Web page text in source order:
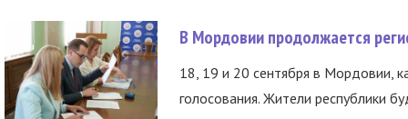
В Мордовии продолжается
18, 19 и 20 сентября в Мордовии,
голосования. Жители республики